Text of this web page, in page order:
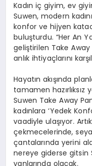
Kadın iç giyim, ev
Suwen, modern
konfor ve hijyen
buluşturdu. “Her An
geliştirilen Take Away
anlık ihtiyaçlarını
Hayatın akışında
tamamen hazırlıksız
Suwen Take Away
kadınlara ‘Yedek
vaadiyle ulaşıyor.
çekmecelerinde,
çantalarında yerini
nereye giderse gitsin
yanlarında olacak.